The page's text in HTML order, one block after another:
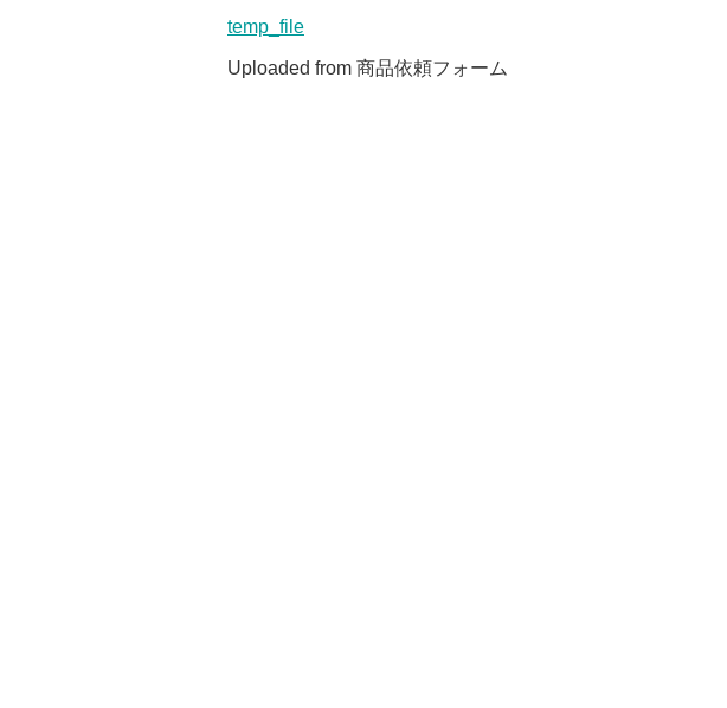
temp_file
Uploaded from 商品依頼フォーム